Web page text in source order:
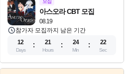
모집
08.19
아스오라 CBT 모집
참가자 모집까지 남은 기간
12
Days
21
Hours
24
Min
21
Sec